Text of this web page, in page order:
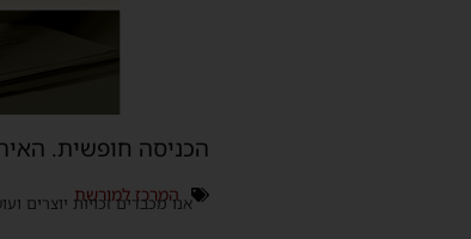
הכניסה חופשית.
המרכז למורשת
אנו מכבדים זכויות יוצרים